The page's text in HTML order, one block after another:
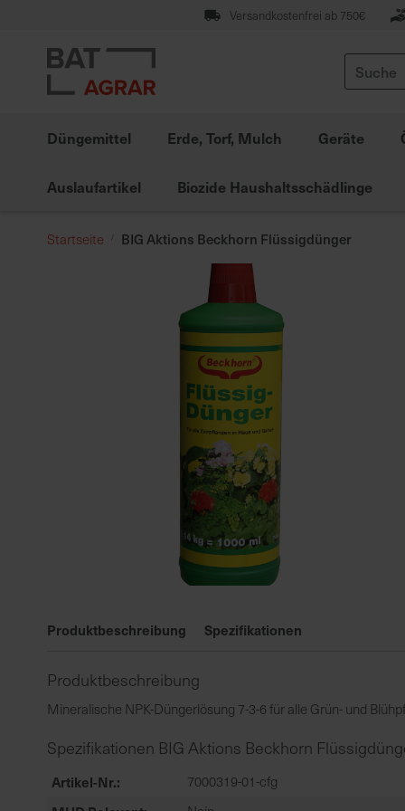
springen
Versandkostenfrei ab 750€
Suche
Düngemittel Erde, Torf, Mulch Geräte
Auslaufartikel Biozide Haushaltsschädlinge
Startseite BIG Aktions Beckhorn Flüssigdünger
der
springen
Produktbeschreibung Spezifikationen
Produktbeschreibung
Mineralische NPK-Düngerlösung 7-3-6 für alle Grün- und
Spezifikationen BIG Aktions Beckhorn
Artikel-Nr. 7000319-01-cfg